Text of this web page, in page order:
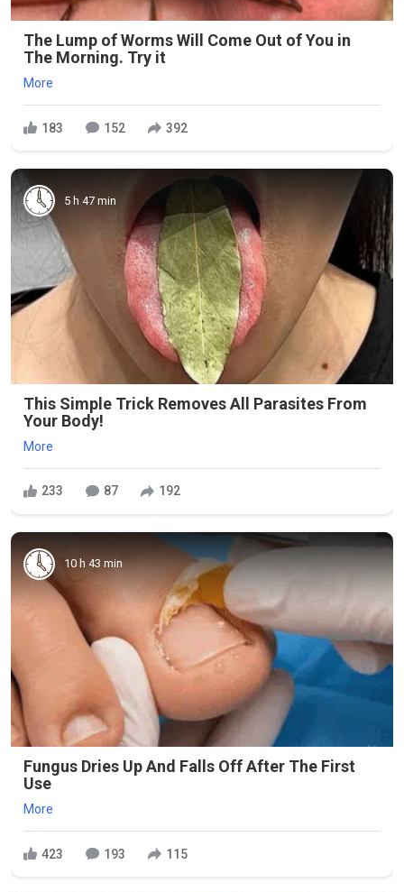
The Lump of Worms Will Come Out of You in
The Morning. Try it
More
183 152 392
5 h 47 min
This Simple Trick Removes All Parasites From
Your Body!
More
233 87 192
10 h 43 min
Fungus Dries Up And Falls Off After The First
Use
More
423 193 115